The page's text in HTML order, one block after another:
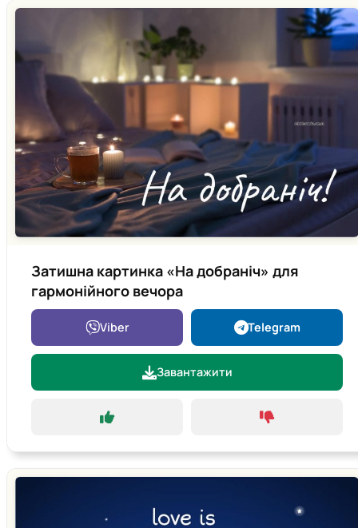
Затишна картинка «На добраніч» для
гармонійного вечора
Viber Telegram
Завантажити